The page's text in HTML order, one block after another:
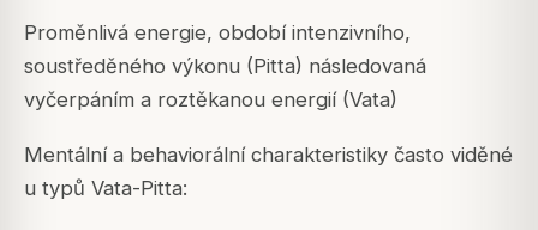
Proměnlivá energie, období intenzivního,
soustředěného výkonu (Pitta) následovaná
vyčerpáním a roztěkanou energií (Vata)
Mentální a behaviorální charakteristiky často viděné
u typů Vata-Pitta: